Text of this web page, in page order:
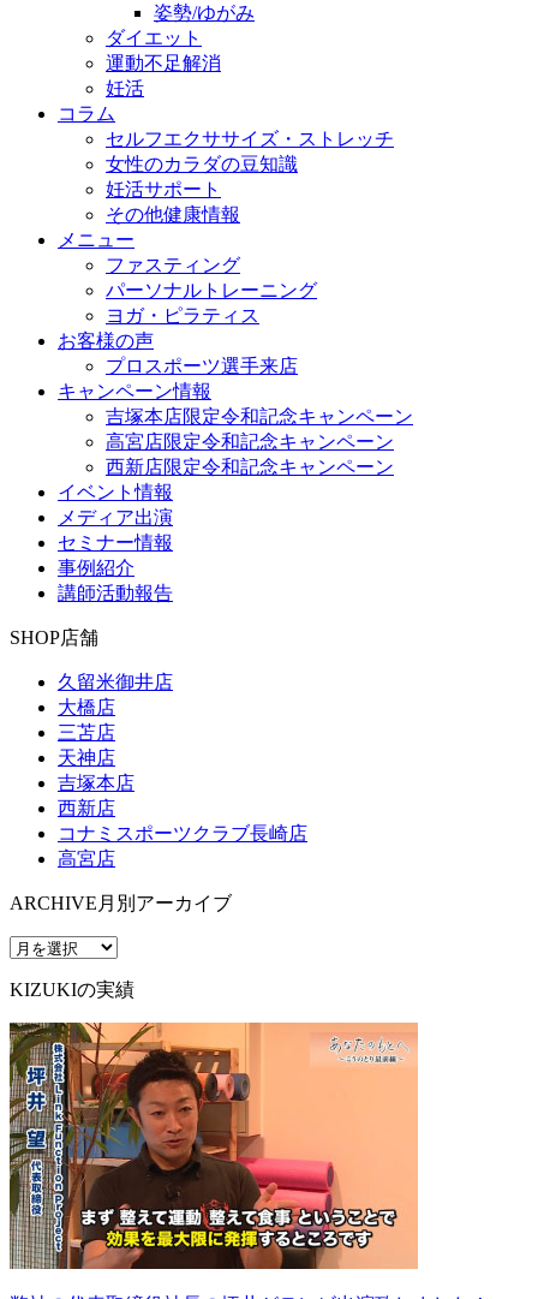
姿勢/ゆがみ
ダイエット
運動不足解消
妊活
コラム
セルフエクササイズ・ストレッチ
女性のカラダの豆知識
妊活サポート
その他健康情報
メニュー
ファスティング
パーソナルトレーニング
ヨガ・ピラティス
お客様の声
プロスポーツ選手来店
キャンペーン情報
吉塚本店限定令和記念キャンペーン
高宮店限定令和記念キャンペーン
西新店限定令和記念キャンペーン
イベント情報
メディア出演
セミナー情報
事例紹介
講師活動報告
SHOP店舗
久留米御井店
大橋店
三苫店
天神店
吉塚本店
西新店
コナミスポーツクラブ長崎店
高宮店
ARCHIVE 月別アーカイブ
KIZUKIの実績